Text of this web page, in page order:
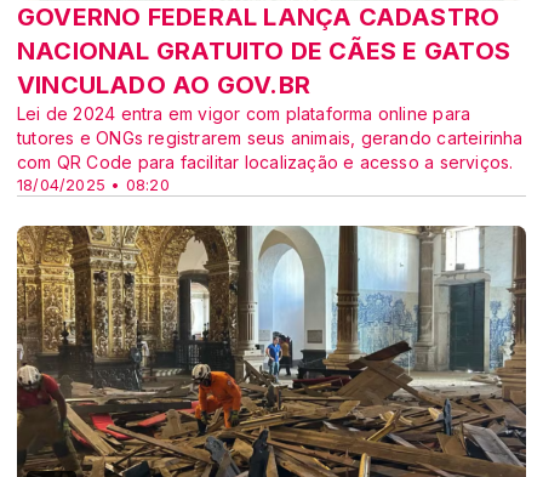
18/04/2025 • 08:20
GOVERNO FEDERAL LANÇA CADASTRO
NACIONAL GRATUITO DE CÃES E GATOS
VINCULADO AO GOV.BR
Lei de 2024 entra em vigor com plataforma online para
tutores e ONGs registrarem seus animais, gerando carteirinha
com QR Code para facilitar localização e acesso a serviços.